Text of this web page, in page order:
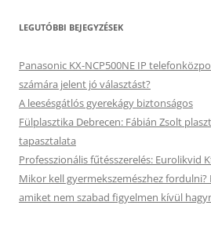
LEGUTÓBBI BEJEGYZÉSEK
Panasonic KX-NCP500NE IP
számára jelent jó választást?
A leesésgátlós gyerekágy biztonságos
Fülplasztika Debrecen: Fábián Zsolt
tapasztalata
Professzionális fűtésszerelés: Eurolikvid
Mikor kell gyermekszemészhez fordulni?
amiket nem szabad figyelmen kívül